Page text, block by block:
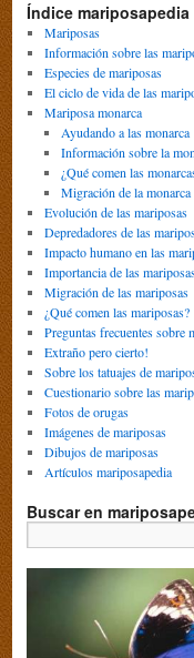
Índice mariposapedia
Mariposas
Información sobre las
Especies de mariposas
El ciclo de vida de las
Mariposa monarca
Ayudando a las monarca
Información sobre la
¿Qué comen las
Migración de la monarca
Evolución de las mariposas
Depredadores de las
Impacto humano en las
Importancia de las
Migración de las mariposas
¿Qué comen las mariposas?
Preguntas frecuentes sobre
Extraño pero cierto!
Sobre los tatuajes de
Cuestionario sobre las
Fotos de orugas
Imágenes de mariposas
Dibujos de mariposas
Artículos mariposapedia
Buscar en